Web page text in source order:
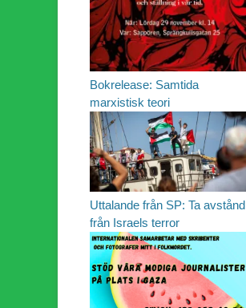
Bokrelease: Samtida
marxistisk teori
Uttalande från SP: Ta avstånd
från Israels terror